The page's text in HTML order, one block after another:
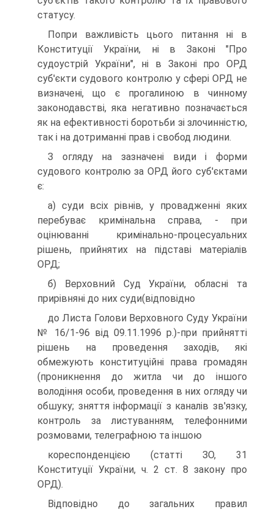
статусу.
Попри важливість цього питання ні в
Конституції України, ні в Законі "Про
судоустрій України", ні в Законі про ОРД
суб'єкти судового контролю у сфері ОРД не
визначені, що є прогалиною в чинному
законодавстві, яка негативно позначається
як на ефективності боротьби зі злочинністю,
так і на дотриманні прав і свобод людини.
З огляду на зазначені види і форми
судового контролю за ОРД його суб'єктами
є:
а) суди всіх рівнів, у провадженні яких
перебуває кримінальна справа, - при
оцінюванні кримінально-процесуальних
рішень, прийнятих на підставі матеріалів
ОРД;
б) Верховний Суд України, обласні та
прирівняні до них суди(відповідно
до Листа Голови Верховного Суду України
№ 16/1-96 від 09.11.1996 р.)-при прийнятті
рішень на проведення заходів, які
обмежують конституційні права громадян
(проникнення до житла чи до іншого
володіння особи, проведення в них огляду чи
обшуку; зняття інформації з каналів зв'язку,
контроль за листуванням, телефонними
розмовами, телеграфною та іншою
кореспонденцією (статті ЗО, 31
Конституції України, ч. 2 ст. 8 закону про
ОРД).
Відповідно до загальних правил